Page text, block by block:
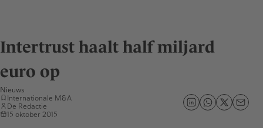
Intertrust haalt half miljard
euro op
Nieuws
Internationale M&A
De Redactie
15 oktober 2015